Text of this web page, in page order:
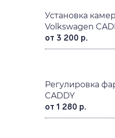
Установка
Volkswagen
от 3 200 р.
Регулировка
CADDY
от 1 280 р.